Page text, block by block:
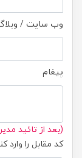
وب سایت /
پیغام
(بعد از تائید
کد مقابل را وارد